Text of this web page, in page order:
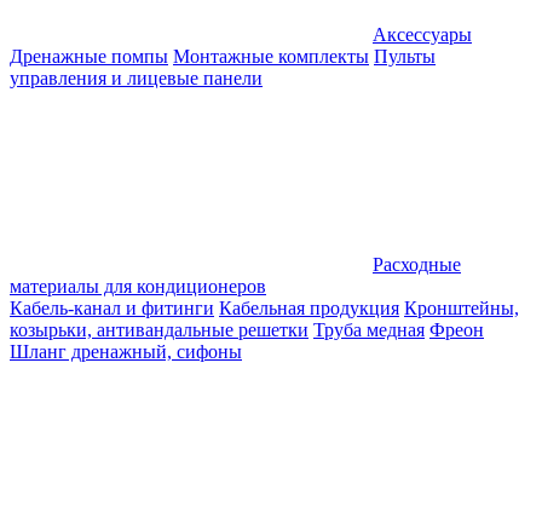
Аксессуары
Дренажные помпы Монтажные комплекты Пульты
управления и лицевые панели
Расходные
материалы для кондиционеров
Кабель-канал и фитинги Кабельная продукция Кронштейны,
козырьки, антивандальные решетки Труба медная Фреон
Шланг дренажный, сифоны